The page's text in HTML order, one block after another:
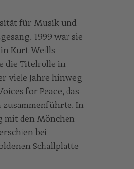
für Musik und
1999 war sie
Kurt Weills
die Titelrolle in
viele Jahre hinweg
for Peace, das
zusammenführte. In
mit den Mönchen
bei
Schallplatte